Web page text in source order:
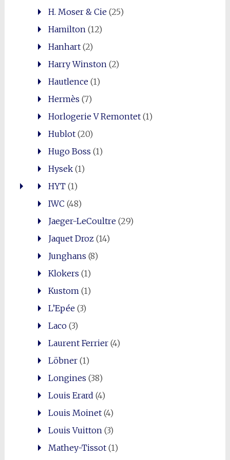
H. Moser & Cie(25)
Hamilton (12)
Hanhart(2)
Harry Winston (2)
Hautlence(1)
Hermès (7)
Horlogerie V Remontet(1)
Hublot(20)
Hugo Boss (1)
Hysek(1)
HYT(1)
IWC (48)
Jaeger-LeCoultre(29)
Jaquet Droz (14)
Junghans (8)
Klokers (1)
Kustom (1)
L’Epée(3)
Laco(3)
Laurent Ferrier(4)
Löbner(1)
Longines (38)
Louis Erard (4)
Louis Moinet(4)
Louis Vuitton (3)
Mathey-Tissot(1)